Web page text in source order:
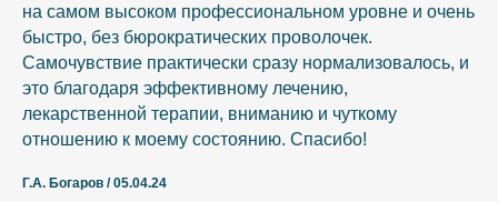
на самом высоком профессиональном уровне и очень
быстро, без бюрократических проволочек.
Самочувствие практически сразу нормализовалось, и
это благодаря эффективному лечению,
лекарственной терапии, вниманию и чуткому
отношению к моему состоянию. Спасибо!
Г.А. Богаров / 05.04.24